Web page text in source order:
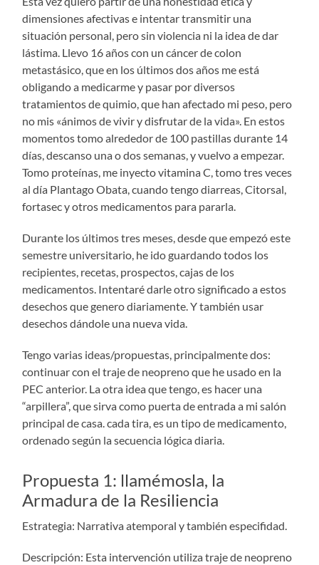
dimensiones afectivas e intentar transmitir una
situación personal, pero sin violencia ni la idea de dar
lástima. Llevo 16 años con un cáncer de colon
metastásico, que en los últimos dos años me está
obligando a medicarme y pasar por diversos
tratamientos de quimio, que han afectado mi peso, pero
no mis «ánimos de vivir y disfrutar de la vida». En estos
momentos tomo alrededor de 100 pastillas durante 14
días, descanso una o dos semanas, y vuelvo a empezar.
Tomo proteínas, me inyecto vitamina C, tomo tres veces
al día Plantago Obata, cuando tengo diarreas, Citorsal,
fortasec y otros medicamentos para pararla.
Durante los últimos tres meses, desde que empezó este
semestre universitario, he ido guardando todos los
recipientes, recetas, prospectos, cajas de los
medicamentos. Intentaré darle otro significado a estos
desechos que genero diariamente. Y también usar
desechos dándole una nueva vida.
Tengo varias ideas/propuestas, principalmente dos:
continuar con el traje de neopreno que he usado en la
PEC anterior. La otra idea que tengo, es hacer una
“arpillera”, que sirva como puerta de entrada a mi salón
principal de casa. cada tira, es un tipo de medicamento,
ordenado según la secuencia lógica diaria.
Propuesta 1: llamémosla, la
Armadura de la Resiliencia
Estrategia: Narrativa atemporal y también especifidad.
Descripción: Esta intervención utiliza traje de neopreno